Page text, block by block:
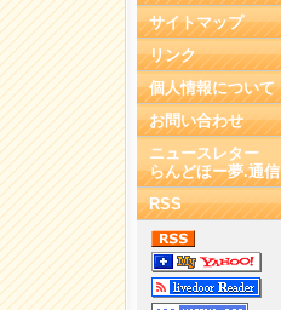
サイトマップ
リンク
個人情報について
お問い合わせ
ニュースレター
らんどほー夢.通信
RSS